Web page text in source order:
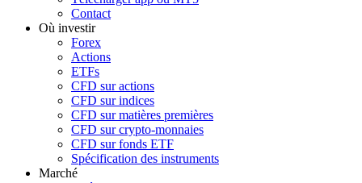
Contact
Où investir
Forex
Actions
ETFs
CFD sur actions
CFD sur indices
CFD sur matières premières
CFD sur crypto-monnaies
CFD sur fonds ETF
Spécification des instruments
Marché